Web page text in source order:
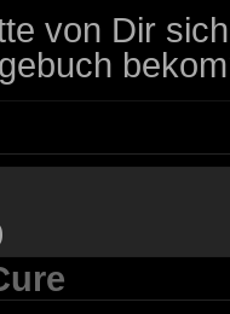
von Dir